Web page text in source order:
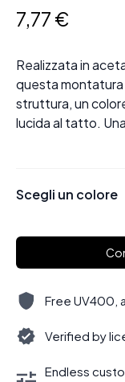
7,77 €
Realizzata in
questa
struttura, un
lucida al tatto.
Scegli un colore
Free UV400,
Verified by
Endless